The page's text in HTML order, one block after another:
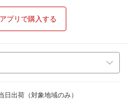
プリで購入する
日出荷（対象地域のみ）